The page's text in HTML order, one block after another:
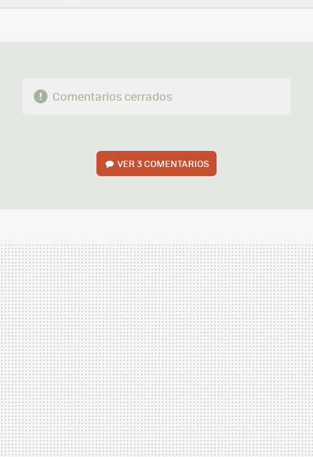
FACEBOOK
TWITTERFLIPBOARD
E-
WHATSAPP
Comentarios cerrados
VER3 COMENTARIOS